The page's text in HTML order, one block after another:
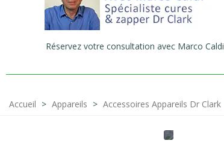
Réservez votre consultation avec Marco Caldi
Accueil > Appareils > Accessoires Appareils Dr Clark